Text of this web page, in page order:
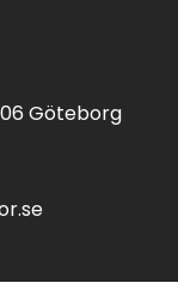
06 Göteborg